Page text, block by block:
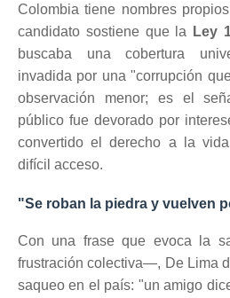
Colombia tiene nombres
candidato sostiene que la
Ley
buscaba una cobertura
invadida por una "corrupción
observación menor; es el
público fue devorado por
convertido el derecho a la
difícil acceso.
"Se roban la piedra y vuelven
Con una frase que evoca la
frustración colectiva—, De Lima
saqueo en el país: "un amigo